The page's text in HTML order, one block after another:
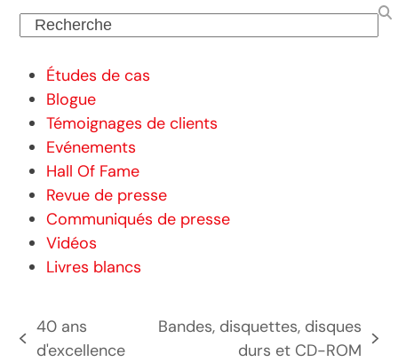
Recherche
Études de cas
Blogue
Témoignages de clients
Evénements
Hall Of Fame
Revue de presse
Communiqués de presse
Vidéos
Livres blancs
poste
40 ans
d'excellence
Bandes, disquettes, disques
durs et CD-ROM